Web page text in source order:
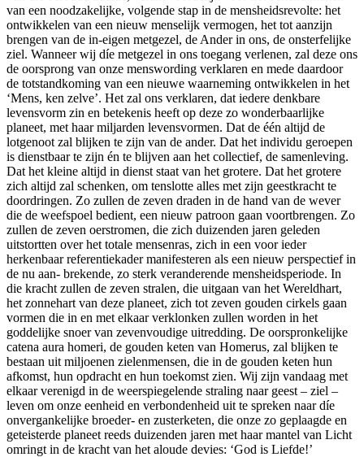
van een noodzakelijke, volgende stap in de mensheidsrevolte: het
ontwikkelen van een nieuw menselijk vermogen, het tot aanzijn
brengen van de in-eigen metgezel, de Ander in ons, de onsterfelijke
ziel. Wanneer wij díe metgezel in ons toegang verlenen, zal deze ons
de oorsprong van onze menswording verklaren en mede daardoor
de totstandkoming van een nieuwe waarneming ontwikkelen in het
‘Mens, ken zelve’. Het zal ons verklaren, dat iedere denkbare
levensvorm zin en betekenis heeft op deze zo wonderbaarlijke
planeet, met haar miljarden levensvormen. Dat de één altijd de
lotgenoot zal blijken te zijn van de ander. Dat het individu geroepen
is dienstbaar te zijn én te blijven aan het collectief, de samenleving.
Dat het kleine altijd in dienst staat van het grotere. Dat het grotere
zich altijd zal schenken, om tenslotte alles met zijn geestkracht te
doordringen. Zo zullen de zeven draden in de hand van de wever
die de weefspoel bedient, een nieuw patroon gaan voortbrengen. Zo
zullen de zeven oerstromen, die zich duizenden jaren geleden
uitstortten over het totale mensenras, zich in een voor ieder
herkenbaar referentiekader manifesteren als een nieuw perspectief in
de nu aan- brekende, zo sterk veranderende mensheidsperiode. In
die kracht zullen de zeven stralen, die uitgaan van het Wereldhart,
het zonnehart van deze planeet, zich tot zeven gouden cirkels gaan
vormen die in en met elkaar verklonken zullen worden in het
goddelijke snoer van zevenvoudige uitredding. De oorspronkelijke
catena aura homeri, de gouden keten van Homerus, zal blijken te
bestaan uit miljoenen zielenmensen, die in de gouden keten hun
afkomst, hun opdracht en hun toekomst zien. Wij zijn vandaag met
elkaar verenigd in de weerspiegelende straling naar geest – ziel –
leven om onze eenheid en verbondenheid uit te spreken naar díe
onvergankelijke broeder- en zusterketen, die onze zo geplaagde en
geteisterde planeet reeds duizenden jaren met haar mantel van Licht
omringt in de kracht van het aloude devies: ‘God is Liefde!’